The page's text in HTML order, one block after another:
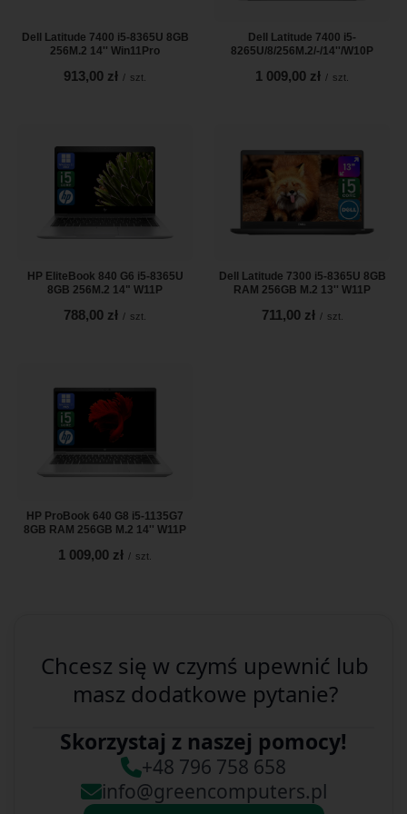
Dell Latitude 7400 i5-8365U 8GB
256M.2 14'' Win11Pro
913,00 zł / szt.
Dell Latitude 7400 i5-
8265U/8/256M.2/-/14''/W10P
1 009,00 zł / szt.
HP EliteBook 840 G6 i5-8365U
8GB 256M.2 14" W11P
788,00 zł / szt.
Dell Latitude 7300 i5-8365U 8GB
RAM 256GB M.2 13'' W11P
711,00 zł / szt.
HP ProBook 640 G8 i5-1135G7
8GB RAM 256GB M.2 14'' W11P
1 009,00 zł / szt.
Chcesz się w czymś upewnić lub
masz dodatkowe pytanie?
Skorzystaj z naszej pomocy!
+48 796 758 658
info@greencomputers.pl